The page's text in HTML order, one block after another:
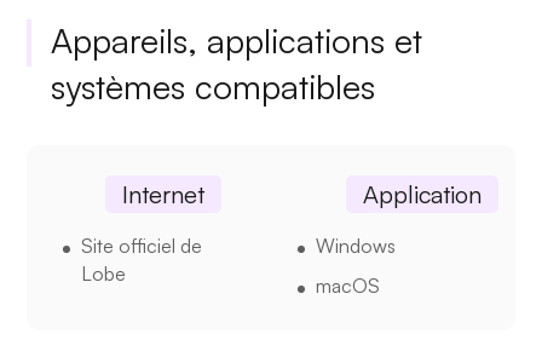
Appareils, applications et
systèmes compatibles
Internet
Site officiel de
Lobe
Application
Windows
macOS